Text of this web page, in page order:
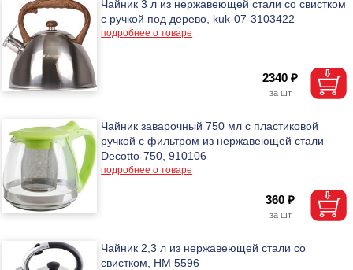
Чайник 3 л из нержавеющей стали со свистком
с ручкой под дерево, kuk-07-3103422
подробнее о товаре
2340 ₽
Чайник заварочный 750 мл с пластиковой
ручкой с фильтром из нержавеющей стали
Decotto-750, 910106
подробнее о товаре
360 ₽
Чайник 2,3 л из нержавеющей стали со
свистком, НМ 5596